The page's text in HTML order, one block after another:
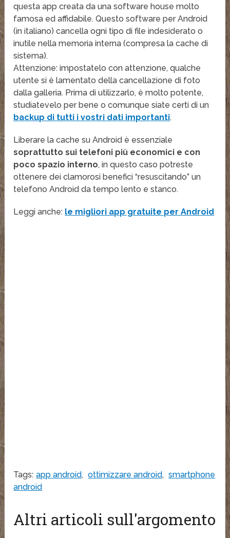
questa app creata da una software house molto
famosa ed affidabile. Questo software per Android
(in italiano) cancella ogni tipo di file indesiderato o
inutile nella memoria interna (compresa la cache di
sistema).
Attenzione: impostatelo con attenzione, qualche
utente si è lamentato della cancellazione di foto
dalla galleria. Prima di utilizzarlo, è molto potente,
studiatevelo per bene o comunque siate certi di un
backup di tutti i vostri dati importanti.
Liberare la cache su Android è essenziale
soprattutto sui telefoni più economici e con
poco spazio interno, in questo caso potreste
ottenere dei clamorosi benefici “resuscitando” un
telefono Android da tempo lento e stanco.
Leggi anche: le migliori app gratuite per Android
Tags: app android, ottimizzare android, smartphone
android
Altri articoli sull'argomento